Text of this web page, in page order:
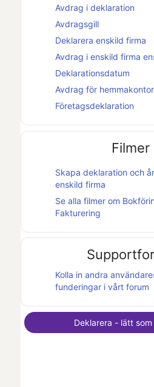
Avdrag i deklaration
Avdragsgill
Deklarera enskild firma
Avdrag i enskild firma
Deklarationsdatum
Avdrag för hemmakontor
Företagsdeklaration
Filmer
Skapa deklaration och
enskild firma
Se alla filmer om
Fakturering
Kolla in andra
funderingar i vårt forum
Deklarera - lätt